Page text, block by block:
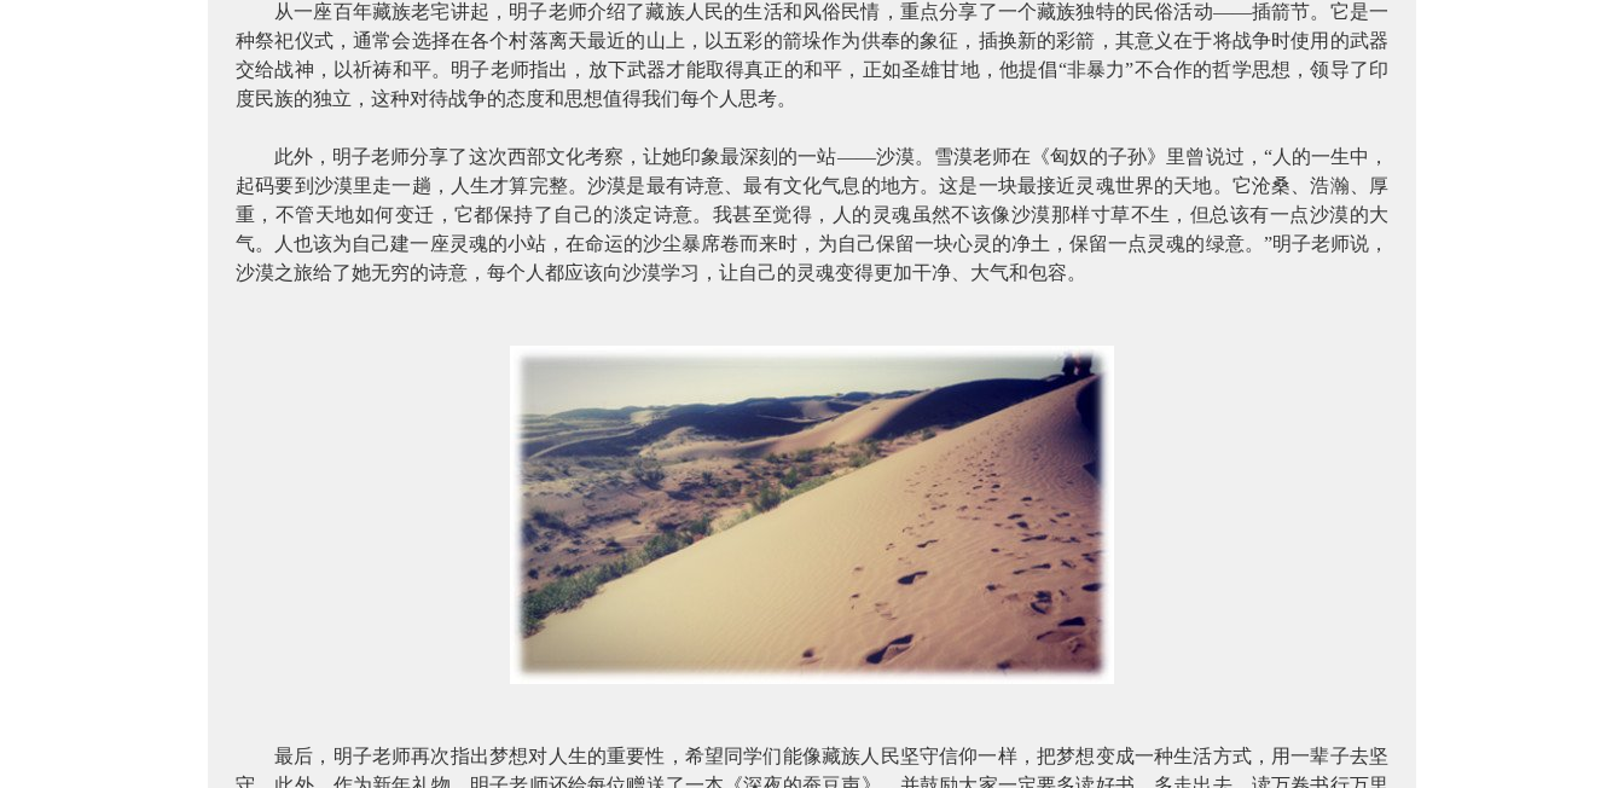
从一座百年藏族老宅讲起，明子老师介绍了藏族人民的生活和风俗民情，重点分享了一个藏族独特的民俗活动——插箭节。它是一
种祭祀仪式，通常会选择在各个村落离天最近的山上，以五彩的箭垛作为供奉的象征，插换新的彩箭，其意义在于将战争时使用的武器
交给战神，以祈祷和平。明子老师指出，放下武器才能取得真正的和平，正如圣雄甘地，他提倡“非暴力”不合作的哲学思想，领导了印
度民族的独立，这种对待战争的态度和思想值得我们每个人思考。
此外，明子老师分享了这次西部文化考察，让她印象最深刻的一站——沙漠。雪漠老师在《匈奴的子孙》里曾说过，“人的一生中，
起码要到沙漠里走一趟，人生才算完整。沙漠是最有诗意、最有文化气息的地方。这是一块最接近灵魂世界的天地。它沧桑、浩瀚、厚
重，不管天地如何变迁，它都保持了自己的淡定诗意。我甚至觉得，人的灵魂虽然不该像沙漠那样寸草不生，但总该有一点沙漠的大
气。人也该为自己建一座灵魂的小站，在命运的沙尘暴席卷而来时，为自己保留一块心灵的净土，保留一点灵魂的绿意。”明子老师说，
沙漠之旅给了她无穷的诗意，每个人都应该向沙漠学习，让自己的灵魂变得更加干净、大气和包容。
最后，明子老师再次指出梦想对人生的重要性，希望同学们能像藏族人民坚守信仰一样，把梦想变成一种生活方式，用一辈子去坚